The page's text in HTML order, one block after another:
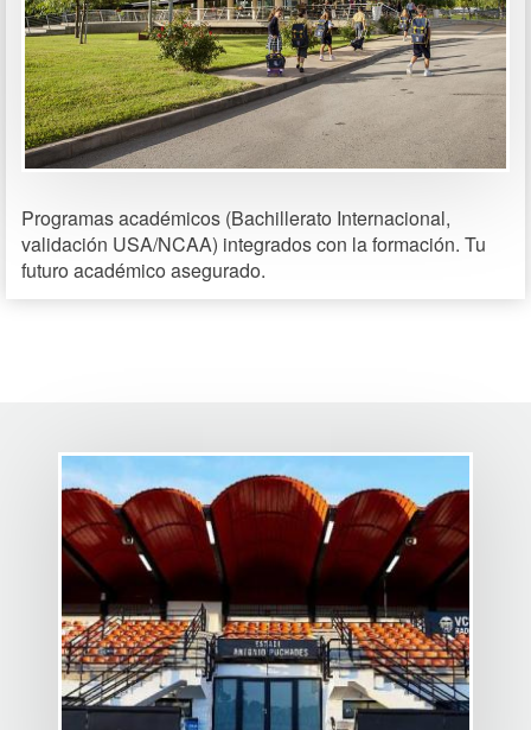
Programas académicos (Bachillerato Internacional,
validación USA/NCAA) integrados con la formación. Tu
futuro académico asegurado.